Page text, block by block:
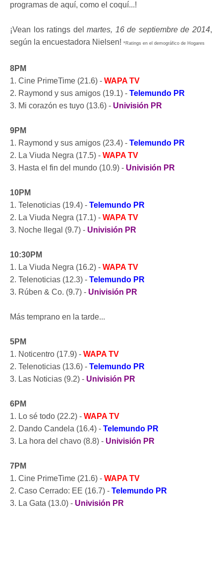
programas de aquí, como el coquí...!
¡Vean los ratings delmartes, 16 de septiembre de 2014,
según la encuestadora Nielsen! *Ratings en el demográfico de Hogares
8PM
1. Cine PrimeTime (21.6) - WAPA TV
2. Raymond y sus amigos (19.1) - Telemundo PR
3. Mi corazón es tuyo (13.6) - Univisión PR
9PM
1. Raymond y sus amigos (23.4) - Telemundo PR
2. La Viuda Negra (17.5) - WAPA TV
3. Hasta el fin del mundo (10.9) - Univisión PR
10PM
1. Telenoticias (19.4) - Telemundo PR
2. La Viuda Negra (17.1) - WAPA TV
3. Noche Ilegal (9.7) - Univisión PR
10:30PM
1. La Viuda Negra (16.2) - WAPA TV
2. Telenoticias (12.3) - Telemundo PR
3. Rúben & Co. (9.7) - Univisión PR
Más temprano en la tarde...
5PM
1. Noticentro (17.9) - WAPA TV
2. Telenoticias (13.6) - Telemundo PR
3. Las Noticias (9.2) - Univisión PR
6PM
1. Lo sé todo (22.2) - WAPA TV
2. Dando Candela (16.4) - Telemundo PR
3. La hora del chavo (8.8) - Univisión PR
7PM
1. Cine PrimeTime (21.6) - WAPA TV
2. Caso Cerrado: EE (16.7) - Telemundo PR
3. La Gata (13.0) - Univisión PR